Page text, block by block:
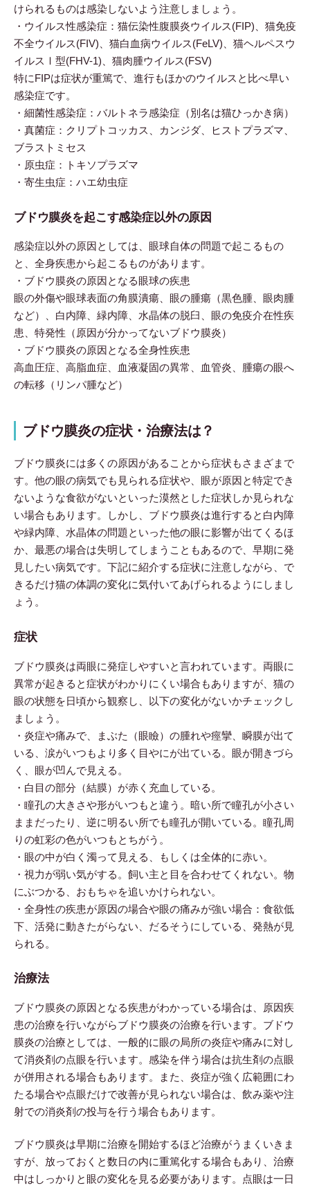
けられるものは感染しないよう注意しましょう。
・ウイルス性感染症：猫伝染性腹膜炎ウイルス(FIP)、猫免疫
不全ウイルス(FIV)、猫白血病ウイルス(FeLV)、猫ヘルペスウ
イルスⅠ型(FHV-1)、猫肉腫ウイルス(FSV)
特にFIPは症状が重篤で、進行もほかのウイルスと比べ早い
感染症です。
・細菌性感染症：バルトネラ感染症（別名は猫ひっかき病）
・真菌症：クリプトコッカス、カンジダ、ヒストプラズマ、
ブラストミセス
・原虫症：トキソプラズマ
・寄生虫症：ハエ幼虫症
ブドウ膜炎を起こす感染症以外の原因
感染症以外の原因としては、眼球自体の問題で起こるもの
と、全身疾患から起こるものがあります。
・ブドウ膜炎の原因となる眼球の疾患
眼の外傷や眼球表面の角膜潰瘍、眼の腫瘍（黒色腫、眼肉腫
など）、白内障、緑内障、水晶体の脱臼、眼の免疫介在性疾
患、特発性（原因が分かってないブドウ膜炎）
・ブドウ膜炎の原因となる全身性疾患
高血圧症、高脂血症、血液凝固の異常、血管炎、腫瘍の眼へ
の転移（リンパ腫など）
ブドウ膜炎の症状・治療法は？
ブドウ膜炎には多くの原因があることから症状もさまざまで
す。他の眼の病気でも見られる症状や、眼が原因と特定でき
ないような食欲がないといった漠然とした症状しか見られな
い場合もあります。しかし、ブドウ膜炎は進行すると白内障
や緑内障、水晶体の問題といった他の眼に影響が出てくるほ
か、最悪の場合は失明してしまうこともあるので、早期に発
見したい病気です。下記に紹介する症状に注意しながら、で
きるだけ猫の体調の変化に気付いてあげられるようにしまし
ょう。
症状
ブドウ膜炎は両眼に発症しやすいと言われています。両眼に
異常が起きると症状がわかりにくい場合もありますが、猫の
眼の状態を日頃から観察し、以下の変化がないかチェックし
ましょう。
・炎症や痛みで、まぶた（眼瞼）の腫れや痙攣、瞬膜が出て
いる、涙がいつもより多く目やにが出ている。眼が開きづら
く、眼が凹んで見える。
・白目の部分（結膜）が赤く充血している。
・瞳孔の大きさや形がいつもと違う。暗い所で瞳孔が小さい
ままだったり、逆に明るい所でも瞳孔が開いている。瞳孔周
りの虹彩の色がいつもとちがう。
・眼の中が白く濁って見える、もしくは全体的に赤い。
・視力が弱い気がする。飼い主と目を合わせてくれない。物
にぶつかる、おもちゃを追いかけられない。
・全身性の疾患が原因の場合や眼の痛みが強い場合：食欲低
下、活発に動きたがらない、だるそうにしている、発熱が見
られる。
治療法
ブドウ膜炎の原因となる疾患がわかっている場合は、原因疾
患の治療を行いながらブドウ膜炎の治療を行います。ブドウ
膜炎の治療としては、一般的に眼の局所の炎症や痛みに対し
て消炎剤の点眼を行います。感染を伴う場合は抗生剤の点眼
が併用される場合もあります。また、炎症が強く広範囲にわ
たる場合や点眼だけで改善が見られない場合は、飲み薬や注
射での消炎剤の投与を行う場合もあります。
ブドウ膜炎は早期に治療を開始するほど治療がうまくいきま
すが、放っておくと数日の内に重篤化する場合もあり、治療
中はしっかりと眼の変化を見る必要があります。点眼は一日